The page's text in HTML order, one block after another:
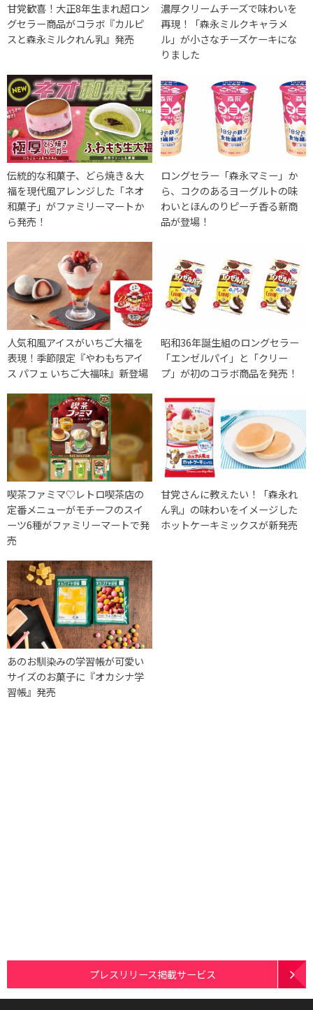
甘党歓喜！大正8年生まれ超ロン
グセラー商品がコラボ『カルピ
スと森永ミルクれん乳』発売
濃厚クリームチーズで味わいを
再現！「森永ミルクキャラメ
ル」が小さなチーズケーキにな
りました
伝統的な和菓子、どら焼き＆大
福を現代風アレンジした「ネオ
和菓子」がファミリーマートか
ら発売！
ロングセラー「森永マミー」か
ら、コクのあるヨーグルトの味
わいとほんのりピーチ香る新商
品が登場！
人気和風アイスがいちご大福を
表現！季節限定『やわもちアイ
ス パフェ いちご大福味』新登場
昭和36年誕生組のロングセラー
「エンゼルパイ」と「クリー
プ」が初のコラボ商品を発売！
喫茶ファミマ♡レトロ喫茶店の
定番メニューがモチーフのスイ
ーツ6種がファミリーマートで発
売
甘党さんに教えたい！「森永れ
ん乳」の味わいをイメージした
ホットケーキミックスが新発売
あのお馴染みの学習帳が可愛い
サイズのお菓子に『オカシナ学
習帳』発売
プレスリリース掲載サービス